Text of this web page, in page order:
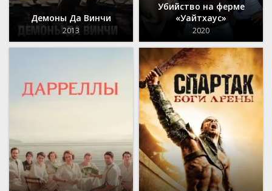
Демоны Да Винчи
2013
Убийство на ферме
«Уайтхаус»
2020